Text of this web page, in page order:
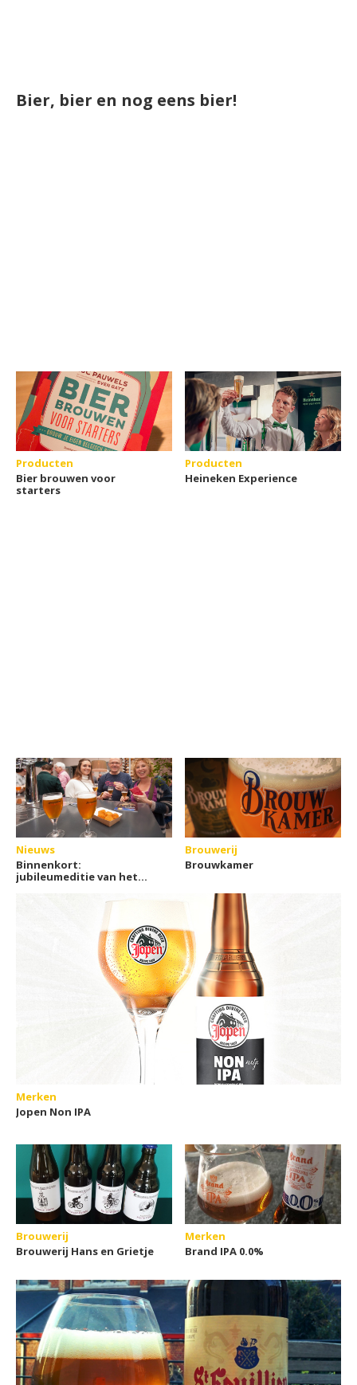
Bier, bier en nog eens bier!
Producten
Bier brouwen voor
starters
Producten
Heineken Experience
Nieuws
Binnenkort:
jubileumeditie van het
Brouwerij
Brouwkamer
Merken
Jopen Non IPA
Brouwerij
Brouwerij Hans en Grietje
Merken
Brand IPA 0.0%